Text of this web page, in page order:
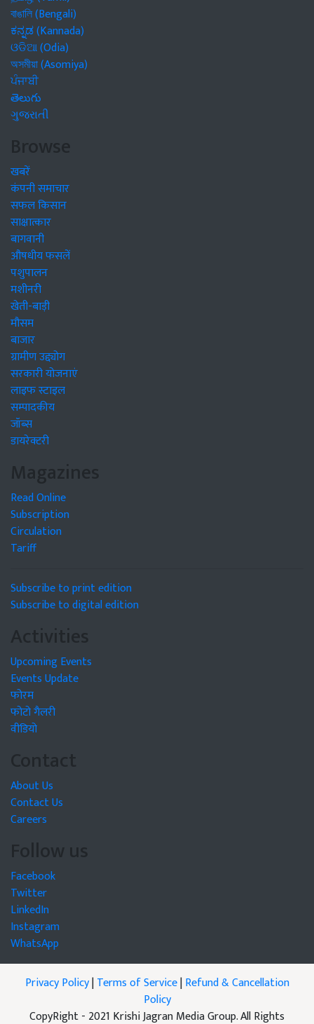
বাঙালি (Bengali)
ಕನ್ನಡ (Kannada)
ଓଡିଆ (Odia)
অসমীয়া (Asomiya)
ਪੰਜਾਬੀ
తెలుగు
ગુજરાતી
Browse
खबरें
कंपनी समाचार
सफल किसान
साक्षात्कार
बागवानी
औषधीय फसलें
पशुपालन
मशीनरी
खेती-बाड़ी
मौसम
बाजार
ग्रामीण उद्द्योग
सरकारी योजनाएं
लाइफ स्टाइल
सम्पादकीय
जॉब्स
डायरेक्टरी
Magazines
Read Online
Subscription
Circulation
Tariff
Subscribe to print edition
Subscribe to digital edition
Activities
Upcoming Events
Events Update
फोरम
फोटो गैलरी
वीडियो
Contact
About Us
Contact Us
Careers
Follow us
Facebook
Twitter
LinkedIn
Instagram
WhatsApp
Privacy Policy|Terms of Service|Refund & Cancellation
Policy
CopyRight - 2021 Krishi Jagran Media Group. All Rights